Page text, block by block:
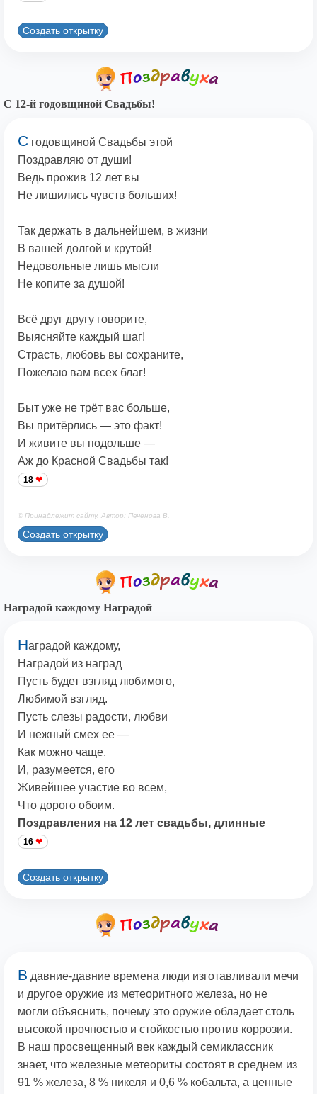
Создать открытку
С 12-й годовщиной Свадьбы!
С годовщиной Свадьбы этой
Поздравляю от души!
Ведь прожив 12 лет вы
Не лишились чувств больших!
Так держать в дальнейшем, в жизни
В вашей долгой и крутой!
Недовольные лишь мысли
Не копите за душой!
Всё друг другу говорите,
Выясняйте каждый шаг!
Страсть, любовь вы сохраните,
Пожелаю вам всех благ!
Быт уже не трёт вас больше,
Вы притёрлись — это факт!
И живите вы подольше —
Аж до Красной Свадьбы так!
18
© Принадлежит сайту. Автор: Печенова В.
Создать открытку
Наградой каждому Наградой
Наградой каждому,
Наградой из наград
Пусть будет взгляд любимого,
Любимой взгляд.
Пусть слезы радости, любви
И нежный смех ее —
Как можно чаще,
И, разумеется, его
Живейшее участие во всем,
Что дорого обоим.
Поздравления на 12 лет свадьбы, длинные
16
Создать открытку
В давние-давние времена люди изготавливали мечи
и другое оружие из метеоритного железа, но не
могли объяснить, почему это оружие обладает столь
высокой прочностью и стойкостью против коррозии.
В наш просвещенный век каждый семиклассник
знает, что железные метеориты состоят в среднем из
91 % железа, 8 % никеля и 0,6 % кобальта, а ценные